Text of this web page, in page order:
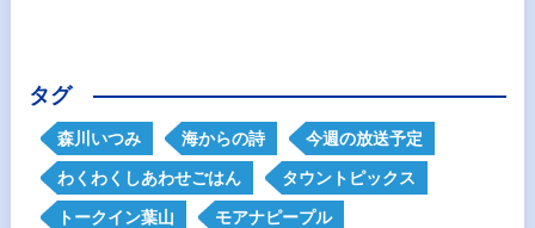
タグ
森川いつみ 海からの詩 今週の放送予定
わくわくしあわせごはん タウントピックス
トークイン葉山 モアナピープル